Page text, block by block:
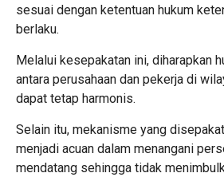
sesuai dengan ketentuan hukum
berlaku.
Melalui kesepakatan ini, diharapkan
antara perusahaan dan pekerja di
dapat tetap harmonis.
Selain itu, mekanisme yang
menjadi acuan dalam menangani
mendatang sehingga tidak